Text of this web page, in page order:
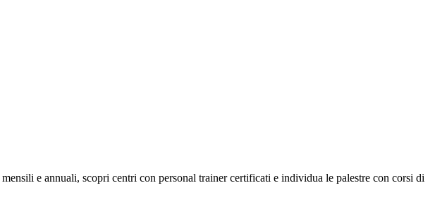
e annuali, scopri centri con personal trainer certificati e individua le palestre con corsi di